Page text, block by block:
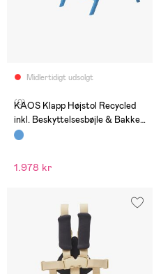
Midlertidigt udsolgt
(0)
KAOS Klapp Højstol Recycled
inkl. Beskyttelsesbøjle & Bakke,
Swedish Blue/Swedish Blue
1.978 kr